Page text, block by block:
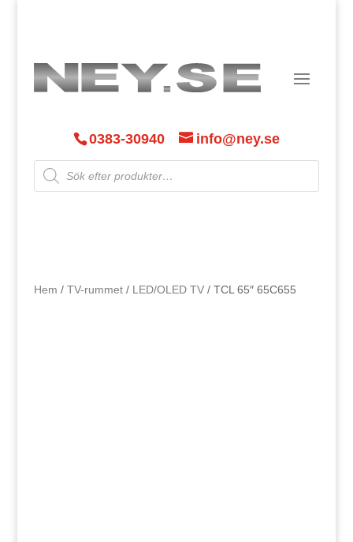
0383-30940 info@ney.se
Products
search
Hem / TV-rummet/ LED/OLED TV/ TCL 65″ 65C655